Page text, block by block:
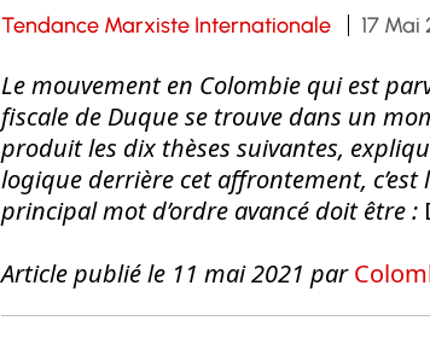
Tendance Marxiste Internationale 17 Mai
Le mouvement en Colombie qui est
fiscale de Duque se trouve dans un
produit les dix thèses suivantes,
logique derrière cet affrontement,
principal mot d’ordre avancé doit être :
Article publié le 11 mai 2021 par